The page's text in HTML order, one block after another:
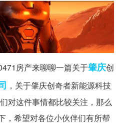
房产来聊聊一篇关于肇庆创
，关于肇庆创奇者新能源科技
对这件事情都比较关注，那么
，希望对各位小伙伴们有所帮